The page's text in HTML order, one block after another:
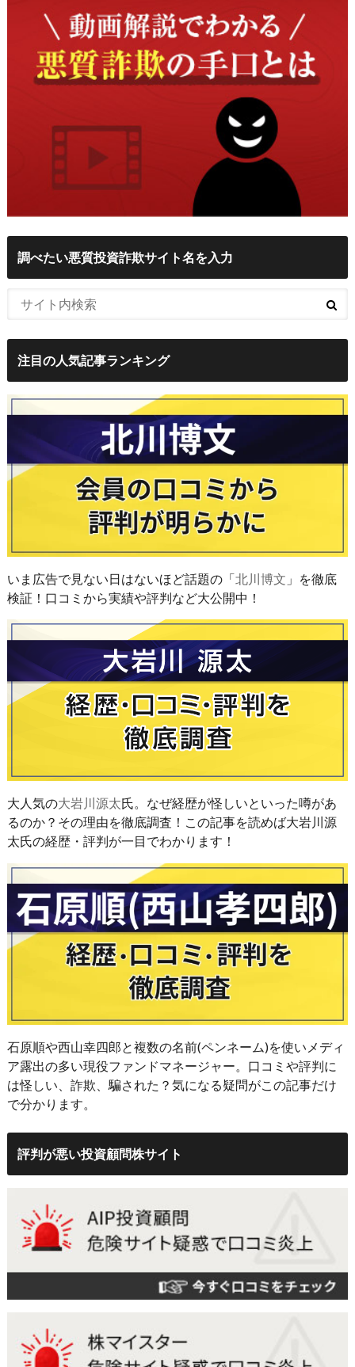
調べたい悪質投資詐欺サイト名を入力
注目の人気記事ランキング
いま広告で見ない日はないほど話題の「北川博文 」を徹底
検証！口コミから実績や評判など大公開中！
大人気の大岩川源太氏。なぜ経歴が怪しいといった噂があ
るのか？その理由を徹底調査！この記事を読めば大岩川源
太氏の経歴・評判が一目でわかります！
石原順や西山幸四郎と複数の名前(ペンネーム)を使いメディ
ア露出の多い現役ファンドマネージャー。口コミや評判に
は怪しい、詐欺、騙された？気になる疑問がこの記事だけ
で分かります。
評判が悪い投資顧問株サイト